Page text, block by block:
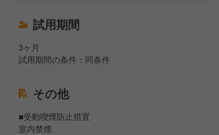
試用期間
3ヶ月
試用期間の条件：同条件
その他
■受動喫煙防止措置
室内禁煙